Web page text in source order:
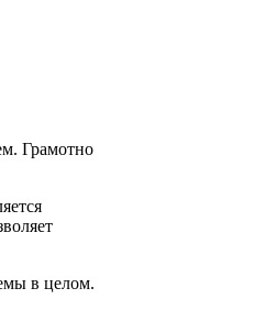
Грамотно
в целом.